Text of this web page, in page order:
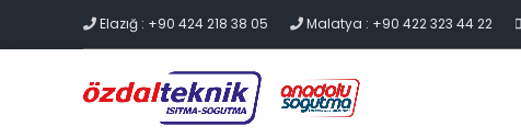
Elazığ : +90 424 218 38 05 Malatya : +90 422 323 44 22